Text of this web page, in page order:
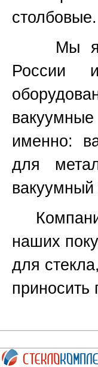
столбовые.
Мы
России
именно:
для
наших
для
приносить